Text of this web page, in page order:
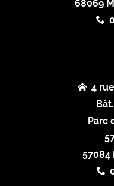
68069
4
Parc
57084